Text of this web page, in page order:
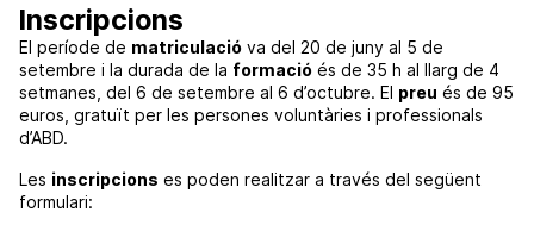
Inscripcions
El període de matriculació va del 20 de juny al 5 de
setembre i la durada de la formació és de 35 h al llarg de 4
setmanes, del 6 de setembre al 6 d’octubre. El preu és de 95
euros, gratuït per les persones voluntàries i professionals
d’ABD.
Les inscripcions es poden realitzar a través del següent
formulari: